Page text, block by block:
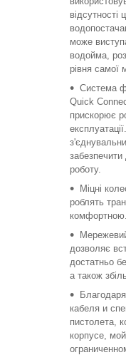
відсутності
може
водойма,
рівня самої
Система
Quick
прискорює
забезпечити
роботу.
Міцні
роблять
комфортною.
дозволяє
достатньо
а також
кабеля и
пистолета,
корпусе,